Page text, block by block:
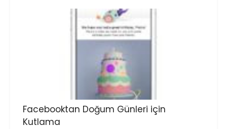
Facebooktan Doğum Günleri için
Kutlama